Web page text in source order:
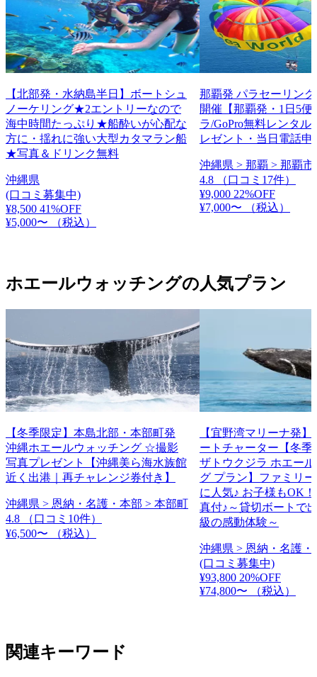
【北部発・水納島半日】ボートシュ
ノーケリング★2エントリーなので
海中時間たっぷり★船酔いが心配な
方に・揺れに強い大型カタマラン船
★写真＆ドリンク無料
沖縄県
(口コミ募集中)
¥8,500 41%OFF
¥5,000〜
（税込）
那覇発 パラセーリン
開催【那覇発・1日5便
ラ/GoPro無料レンタル
レゼント・当日電話申
沖縄県 > 那覇 > 那覇市
4.8
（口コミ17件）
¥9,000 22%OFF
¥7,000〜
（税込）
ホエールウォッチングの人気プラン
【冬季限定】本島北部・本部町発
沖縄ホエールウォッチング ☆撮影
写真プレゼント【沖縄美ら海水族館
近く出港｜再チャレンジ券付き】
沖縄県 > 恩納・名護・本部 > 本部町
4.8
（口コミ10件）
¥6,500〜
（税込）
【宜野湾マリーナ発
ートチャーター【冬季
ザトウクジラ ホエー
グ プラン】ファミリ
に人気♪ お子様もOK
真付♪～貸切ボートで
級の感動体験～
沖縄県 > 恩納・名護・
(口コミ募集中)
¥93,800 20%OFF
¥74,800〜
（税込）
関連キーワード